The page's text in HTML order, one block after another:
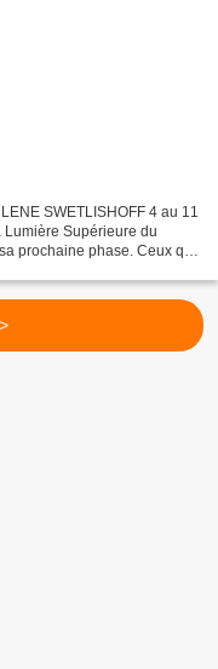
SWETLISHOFF 4 au 11
Lumière Supérieure du
prochaine phase. Ceux qui